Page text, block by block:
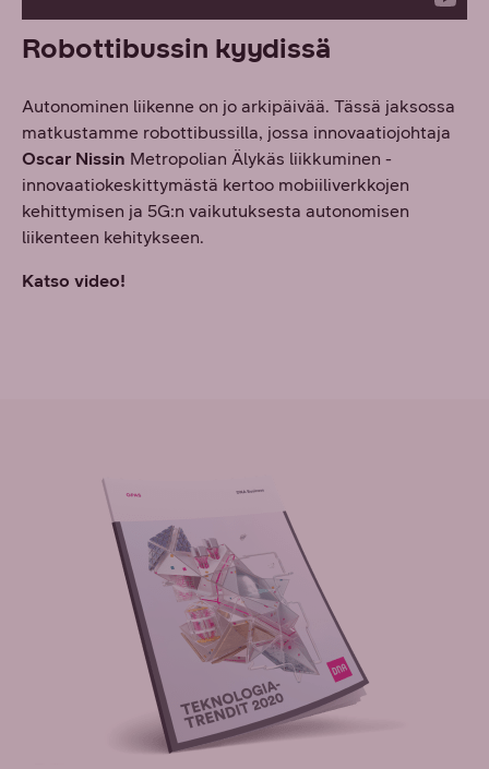
Robottibussin kyydissä
Autonominen liikenne on jo arkipäivää. Tässä jaksossa
matkustamme robottibussilla, jossa innovaatiojohtaja
Oscar Nissin Metropolian Älykäs liikkuminen -
innovaatiokeskittymästä kertoo mobiiliverkkojen
kehittymisen ja 5G:n vaikutuksesta autonomisen
liikenteen kehitykseen.
Katso video!